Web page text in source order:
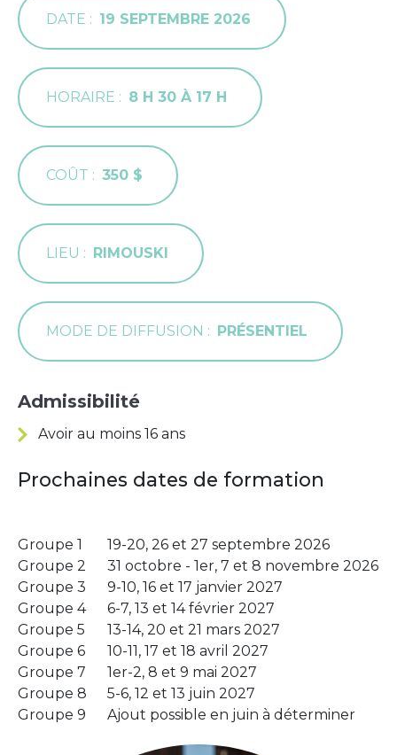
DATE 19 SEPTEMBRE 2026
HORAIRE 8 H 30 À 17 H
COÛT 350 $
LIEU RIMOUSKI
MODE DE DIFFUSION PRÉSENTIEL
Admissibilité
Avoir au moins 16 ans
Prochaines dates de formation
Groupe 1
19-20, 26 et 27 septembre 2026
Groupe 2
31 octobre - 1er, 7 et 8 novembre 2026
Groupe 3
9-10, 16 et 17 janvier 2027
Groupe 4
6-7, 13 et 14 février 2027
Groupe 5
13-14, 20 et 21 mars 2027
Groupe 6
10-11, 17 et 18 avril 2027
Groupe 7
1er-2, 8 et 9 mai 2027
Groupe 8
5-6, 12 et 13 juin 2027
Groupe 9
Ajout possible en juin à déterminer